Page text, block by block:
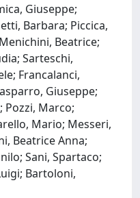
Giuseppe;
Barbara; Piccica,
Beatrice;
Sarteschi,
Francalanci,
Giuseppe;
Pozzi, Marco;
Mario; Messeri,
Beatrice Anna;
Sani, Spartaco;
Bartoloni,